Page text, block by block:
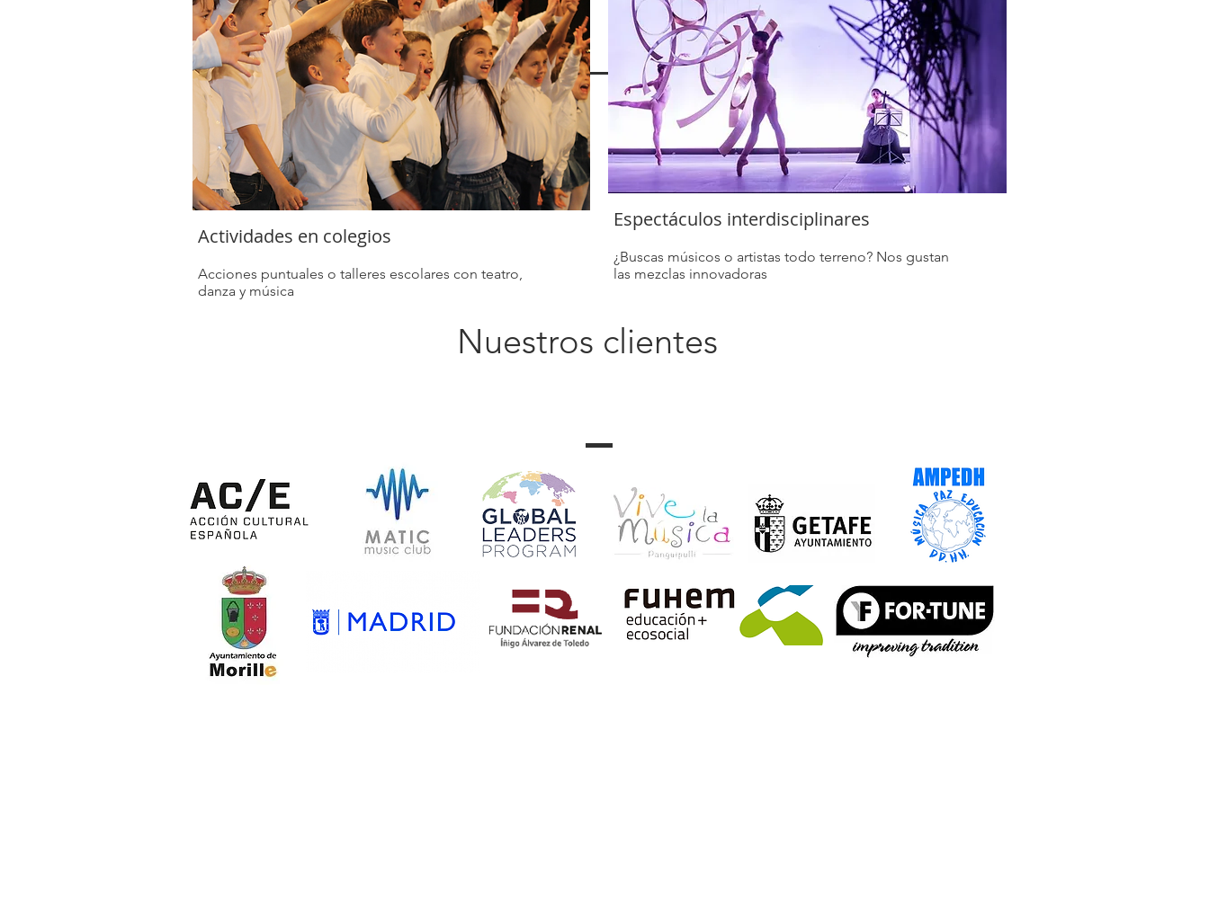
Nuestros clientes
Actividades en colegios
Acciones puntuales o talleres escolares con teatro,
danza y música
Espectáculos interdisciplinares
¿Buscas músicos o artistas todo terreno? Nos gustan
las mezclas innovadoras